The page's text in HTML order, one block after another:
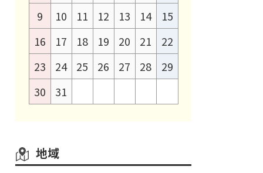
9
10 11 12 13 14
15
16
17 18 19 20 21
22
23
24 25 26 27 28
29
30
31
地域